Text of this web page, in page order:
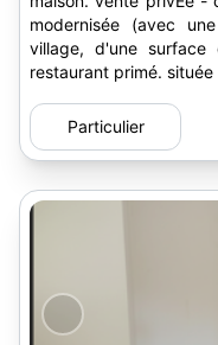
modernisée (avec
village, d'une
restaurant primé. située
Particulier